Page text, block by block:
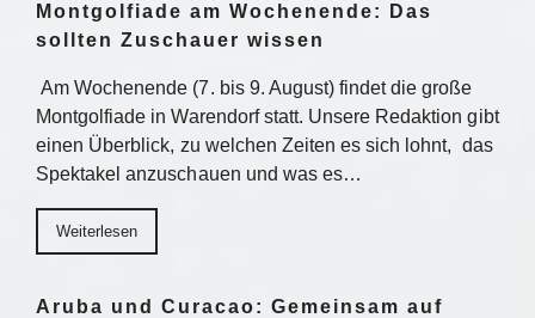
Montgolfiade am Wochenende: Das
sollten Zuschauer wissen
Am Wochenende (7. bis 9. August) findet die große
Montgolfiade in Warendorf statt. Unsere Redaktion gibt
einen Überblick, zu welchen Zeiten es sich lohnt, das
Spektakel anzuschauen und was es…
Weiterlesen
Aruba und Curacao: Gemeinsam auf